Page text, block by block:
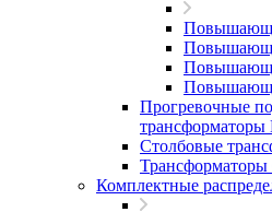
Прогревочные
трансформаторы
Столбовые
Комплектные